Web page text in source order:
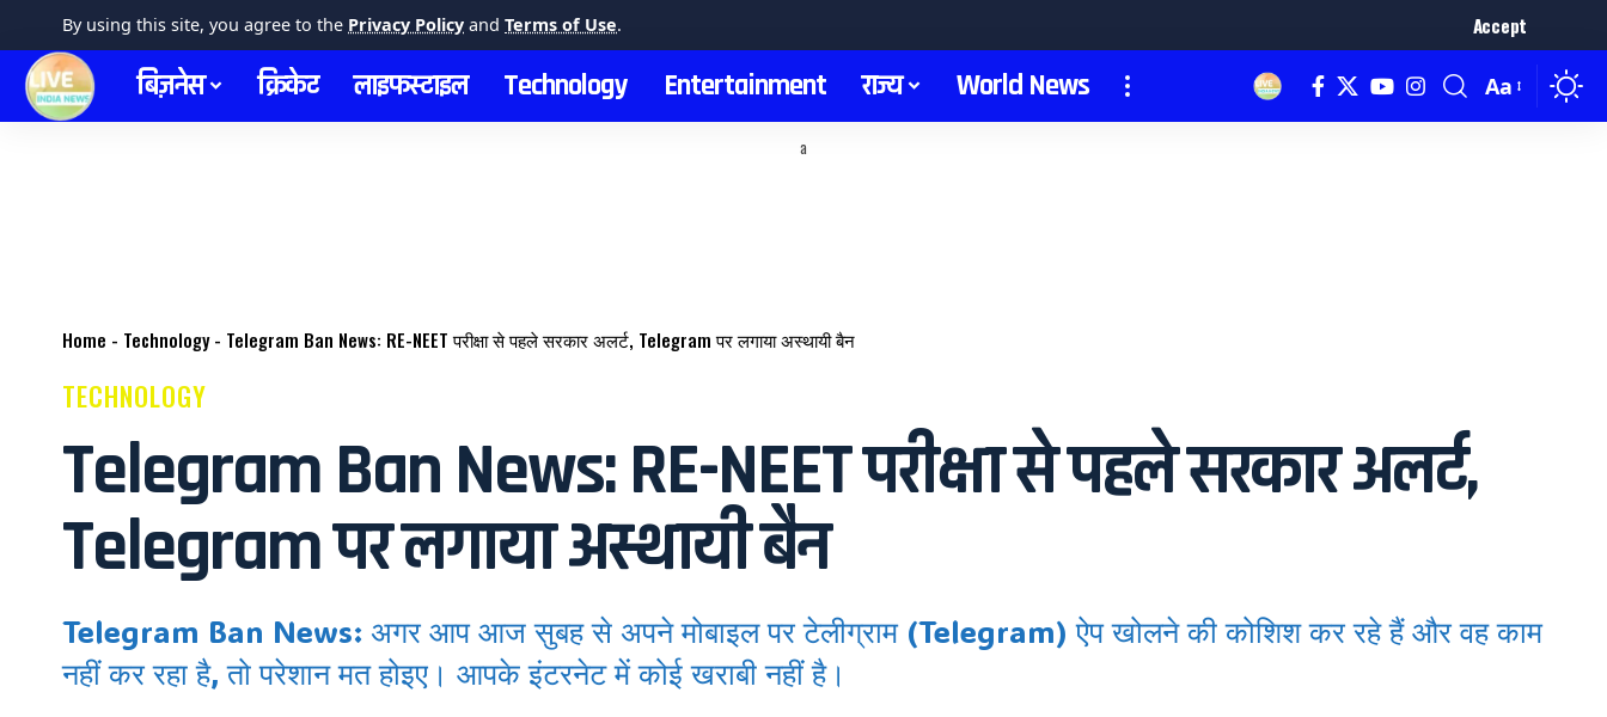
By using this site, you agree to the Privacy Policy and Terms of Use. Accept
बिज़नेस क्रिकेट लाइफस्टाइल Technology Entertainment राज्य World News Aa
a
Home - Technology- Telegram Ban News: RE-NEET परीक्षा से पहले सरकार अलर्ट, Telegram पर लगाया अस्थायी बैन
TECHNOLOGY
Telegram Ban News: RE-NEET परीक्षा से पहले सरकार अलर्ट,
Telegram पर लगाया अस्थायी बैन
Telegram Ban News: अगर आप आज सुबह से अपने मोबाइल पर टेलीग्राम (Telegram) ऐप खोलने की कोशिश कर रहे हैं और वह काम
नहीं कर रहा है, तो परेशान मत होइए। आपके इंटरनेट में कोई खराबी नहीं है।